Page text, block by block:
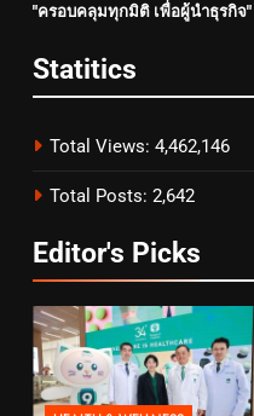
"ครอบคลุมทุกมิติ เพื่อผู้นำธุรกิจ"
Statitics
Total Views: 4,462,146
Total Posts: 2,642
Editor's Picks